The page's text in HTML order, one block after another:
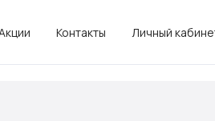
Контакты Личный